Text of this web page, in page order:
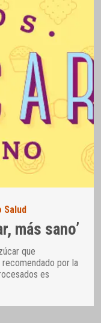
Salud
más sano’
que
por la
es